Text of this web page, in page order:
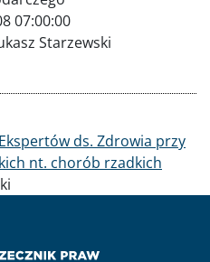
07:00:00
Starzewski
ds. Zdrowia przy
nt. chorób rzadkich